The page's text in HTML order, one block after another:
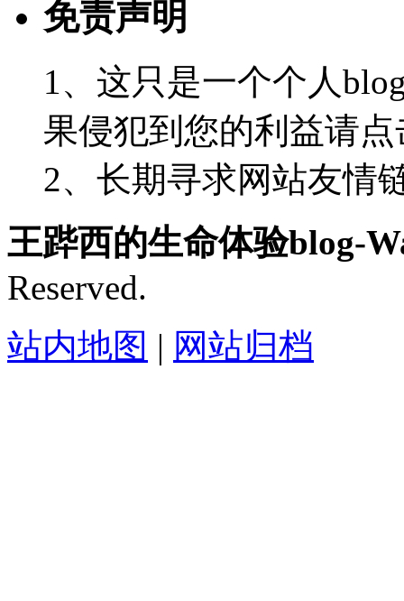
免责声明
1、这只是一个个人
果侵犯到您的利益请
2、长期寻求网站友情
王跸西的生命体验blog-
Reserved.
站内地图 | 网站归档